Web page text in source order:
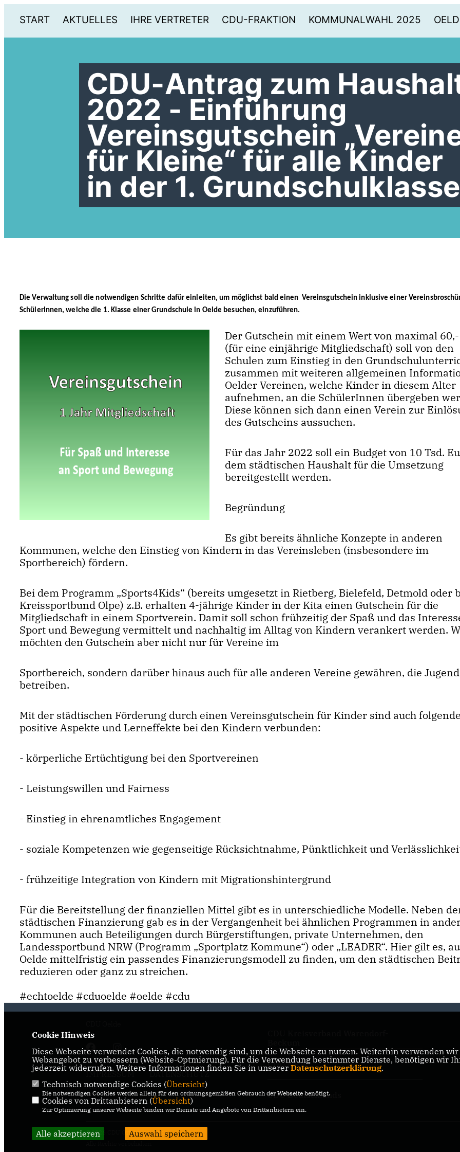
START AKTUELLES IHRE VERTRETER CDU-FRAKTION KOMMUNALWAHL 2025
CDU-Antrag zum
2022 - Einführung
Vereinsgutschein
für Kleine“ für alle Kinder
in der 1. Grundschulklasse
Die Verwaltung soll die notwendigen Schritte dafür einleiten, um möglichst bald einen Vereinsgutschein inklusive einer
SchülerInnen, welche die 1. Klasse einer Grundschule in Oelde besuchen, einzuführen.
Der Gutschein mit einem Wert von maximal
(für eine einjährige Mitgliedschaft) soll von den
Schulen zum Einstieg in den
zusammen mit weiteren allgemeinen
Oelder Vereinen, welche Kinder in diesem Alter
aufnehmen, an die SchülerInnen übergeben
Diese können sich dann einen Verein zur
des Gutscheins aussuchen.
Für das Jahr 2022 soll ein Budget von 10 Tsd.
dem städtischen Haushalt für die Umsetzung
bereitgestellt werden.
Begründung
Es gibt bereits ähnliche Konzepte in anderen
Kommunen, welche den Einstieg von Kindern in das Vereinsleben (insbesondere im
Sportbereich) fördern.
Bei dem Programm „Sports4Kids“ (bereits umgesetzt in Rietberg, Bielefeld, Detmold oder
Kreissportbund Olpe) z.B. erhalten 4-jährige Kinder in der Kita einen Gutschein für die
Mitgliedschaft in einem Sportverein. Damit soll schon frühzeitig der Spaß und das
Sport und Bewegung vermittelt und nachhaltig im Alltag von Kindern verankert werden.
möchten den Gutschein aber nicht nur für Vereine im
Sportbereich, sondern darüber hinaus auch für alle anderen Vereine gewähren, die
betreiben.
Mit der städtischen Förderung durch einen Vereinsgutschein für Kinder sind auch folgende
positive Aspekte und Lerneffekte bei den Kindern verbunden:
- körperliche Ertüchtigung bei den Sportvereinen
- Leistungswillen und Fairness
- Einstieg in ehrenamtliches Engagement
- soziale Kompetenzen wie gegenseitige Rücksichtnahme, Pünktlichkeit und
- frühzeitige Integration von Kindern mit Migrationshintergrund
Für die Bereitstellung der finanziellen Mittel gibt es in unterschiedliche Modelle. Neben
städtischen Finanzierung gab es in der Vergangenheit bei ähnlichen Programmen in
Kommunen auch Beteiligungen durch Bürgerstiftungen, private Unternehmen, den
Landessportbund NRW (Programm „Sportplatz Kommune“) oder „LEADER“. Hier gilt es,
Oelde mittelfristig ein passendes Finanzierungsmodell zu finden, um den städtischen
reduzieren oder ganz zu streichen.
#echtoelde #cduoelde #oelde #cdu
IMPRESSUM
DATENSCHUTZ
KONTAKT
CDU NRW
CDU Deutschlands
@2026 CDU Ortsunion Oelde
Cookie Hinweis
Diese Webseite verwendet Cookies, die notwendig sind, um die Webseite zu nutzen. Weiterhin verwenden
Webangebot zu verbessern (Website-Optmierung). Für die Verwendung bestimmter Dienste, benötigen wir
jederzeit widerrufen. Weitere Informationen finden Sie in unserer Datenschutzerklärung.
Technisch notwendige Cookies (Übersicht)
Die notwendigen Cookies werden allein für den ordnungsgemäßen Gebrauch der Webseite benötigt.
Cookies von Drittanbietern (Übersicht)
Zur Optimierung unserer Webseite binden wir Dienste und Angebote von Drittanbietern ein.
Alle akzeptieren Auswahl speichern